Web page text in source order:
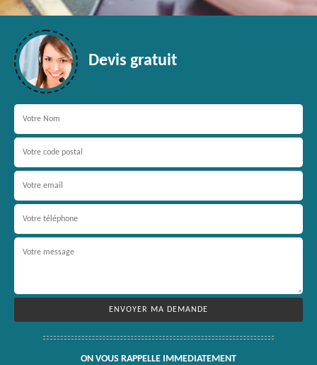
Devis gratuit
ON VOUS RAPPELLE IMMEDIATEMENT